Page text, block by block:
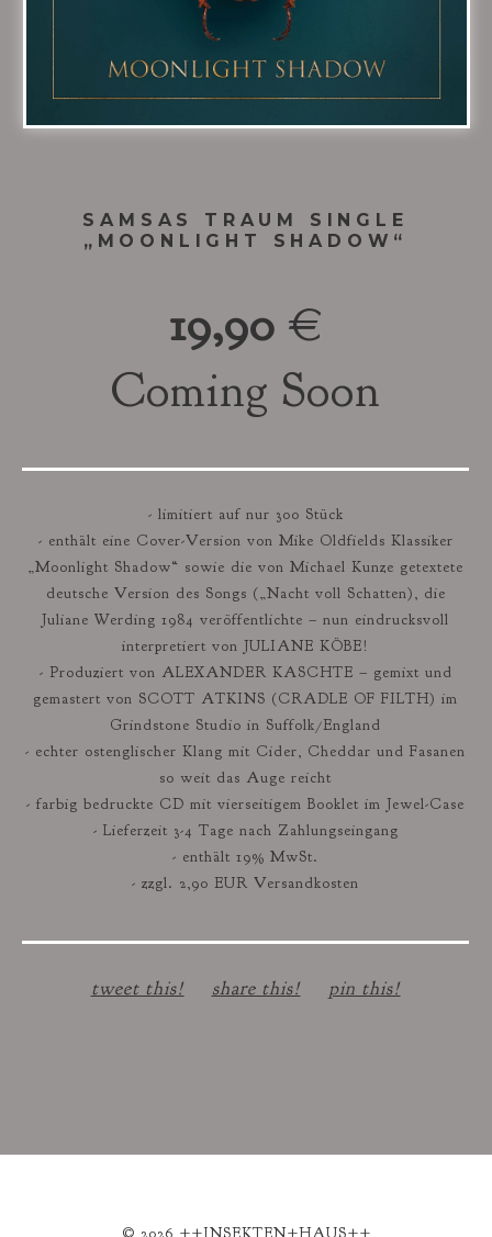
SAMSAS TRAUM SINGLE
„MOONLIGHT SHADOW“
19,90 €
Coming Soon
- limitiert auf nur 300 Stück
- enthält eine Cover-Version von Mike Oldfields Klassiker
„Moonlight Shadow“ sowie die von Michael Kunze getextete
deutsche Version des Songs („Nacht voll Schatten), die
Juliane Werding 1984 veröffentlichte – nun eindrucksvoll
interpretiert von JULIANE KÖBE!
- Produziert von ALEXANDER KASCHTE – gemixt und
gemastert von SCOTT ATKINS (CRADLE OF FILTH) im
Grindstone Studio in Suffolk/England
- echter ostenglischer Klang mit Cider, Cheddar und Fasanen
so weit das Auge reicht
- farbig bedruckte CD mit vierseitigem Booklet im Jewel-Case
- Lieferzeit 3-4 Tage nach Zahlungseingang
- enthält 19% MwSt.
- zzgl. 2,90 EUR Versandkosten
tweet this! share this! pin this!
© 2026 ++INSEKTEN+HAUS++